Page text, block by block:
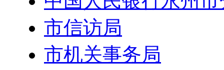
市信访局
市机关事务局